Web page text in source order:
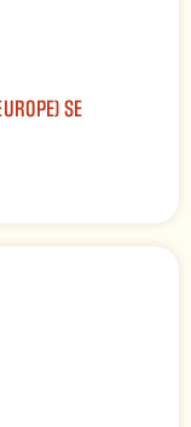
SE